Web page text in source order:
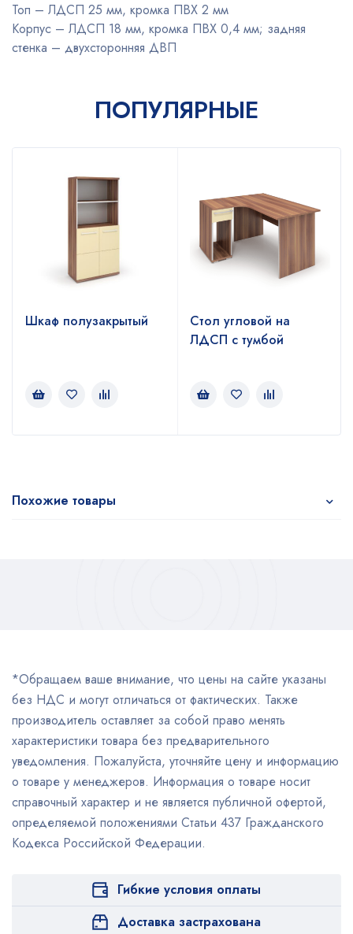
Топ – ЛДСП 25 мм, кромка ПВХ 2 мм
Корпус – ЛДСП 18 мм, кромка ПВХ 0,4 мм; задняя
стенка – двухсторонняя ДВП
ПОПУЛЯРНЫЕ
Шкаф полузакрытый
Стол угловой на
ЛДСП с тумбой
Похожие товары
*Обращаем ваше внимание, что цены на сайте указаны
без НДС и могут отличаться от фактических. Также
производитель оставляет за собой право менять
характеристики товара без предварительного
уведомления. Пожалуйста, уточняйте цену и информацию
о товаре у менеджеров. Информация о товаре носит
справочный характер и не является публичной офертой,
определяемой положениями Статьи 437 Гражданского
Кодекса Российской Федерации.
Гибкие условия оплаты
Доставка застрахована